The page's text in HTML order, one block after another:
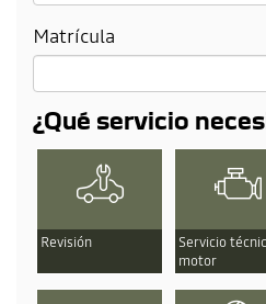
Matrícula
¿Qué servicio
Revisión
Servicio
motor